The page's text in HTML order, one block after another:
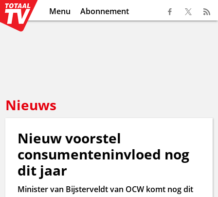
Menu Abonnement
Nieuws
Nieuw voorstel
consumenteninvloed nog
dit jaar
Minister van Bijsterveldt van OCW komt nog dit